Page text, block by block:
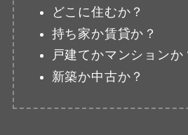
どこに住むか？
持ち家か賃貸か？
戸建てかマンションか
新築か中古か？